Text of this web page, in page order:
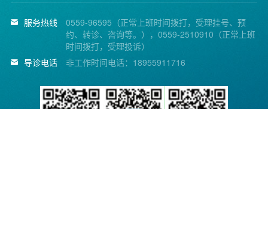
服务热线
0559-96595（正常上班时间拨打，受理挂号、预
约、转诊、咨询等。），0559-2510910（正常上班
时间拨打，受理投诉）
导诊电话
非工作时间电话：18955911716